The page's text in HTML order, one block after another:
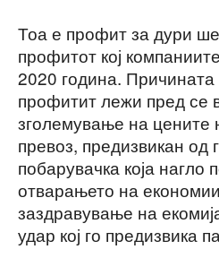
Тоа е профит за дури
профитот кој
2020 година.
профитит лежи пред се
зголемување на цените
превоз, предизвикан од
побарувачка која нагло
отварањето на
заздравување на
удар кој го предизвика